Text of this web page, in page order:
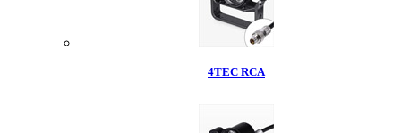
4TEC RCA